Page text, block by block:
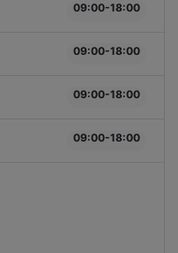
09:00-18:00
09:00-18:00
09:00-18:00
09:00-18:00